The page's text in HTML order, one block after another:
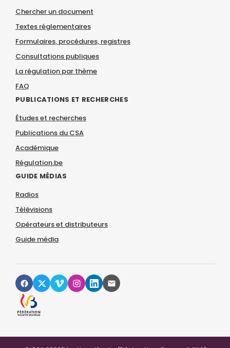
Chercher un document
Textes réglementaires
Formulaires, procédures, registres
Consultations publiques
La régulation par thème
FAQ
PUBLICATIONS ET RECHERCHES
Études et recherches
Publications du CSA
Académique
Régulation.be
GUIDE MÉDIAS
Radios
Télévisions
Opérateurs et distributeurs
Guide média